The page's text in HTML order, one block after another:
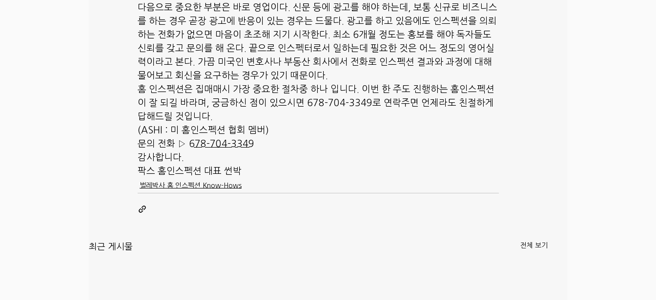
다음으로 중요한 부분은 바로 영업이다. 신문 등에 광고를 해야 하는데, 보통 신규로 비즈니스
를 하는 경우 곧장 광고에 반응이 있는 경우는 드물다. 광고를 하고 있음에도 인스펙션을 의뢰
하는 전화가 없으면 마음이 초조해 지기 시작한다. 최소 6개월 정도는 홍보를 해야 독자들도
신뢰를 갖고 문의를 해 온다. 끝으로 인스펙터로서 일하는데 필요한 것은 어느 정도의 영어실
력이라고 본다. 가끔 미국인 변호사나 부동산 회사에서 전화로 인스펙션 결과와 과정에 대해
물어보고 회신을 요구하는 경우가 있기 때문이다.
홈 인스펙션은 집매매시 가장 중요한 절차중 하나 입니다. 이번 한 주도 진행하는 홈인스펙션
이 잘 되길 바라며, 궁금하신 점이 있으시면 678-704-3349로 연락주면 언제라도 친절하게
답해드릴 것입니다.
(ASHI : 미 홈인스펙션 협회 멤버)
문의 전화 ▷ 678-704-3349
감사합니다.
팍스 홈인스펙션 대표 썬박
벌레박사 홈 인스펙션 Know-Hows
최근 게시물 전체 보기